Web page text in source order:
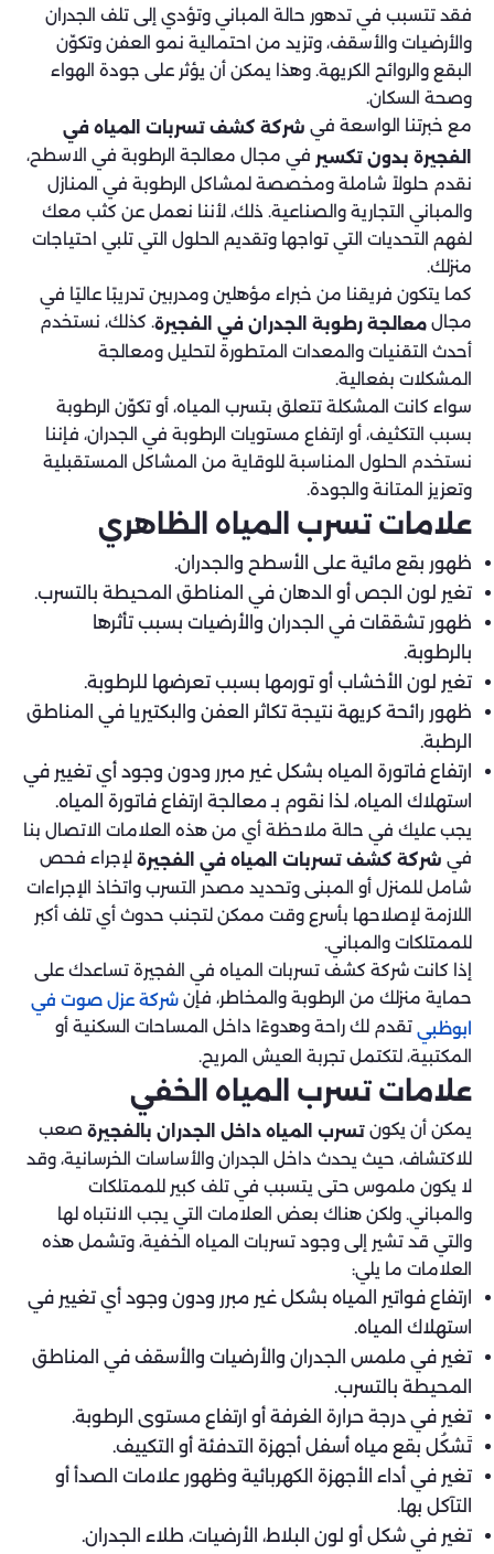
فقد تتسبب في تدهور حالة المباني وتؤدي إلى تلف الجدران
والأرضيات والأسقف، وتزيد من احتمالية نمو العفن وتكوّن
البقع والروائح الكريهة. وهذا يمكن أن يؤثر على جودة الهواء
وصحة السكان.
مع خبرتنا الواسعة في شركة كشف تسربات المياه في
الفجيرة بدون تكسير في مجال معالجة الرطوبة في الاسطح،
نقدم حلولاً شاملة ومخصصة لمشاكل الرطوبة في المنازل
والمباني التجارية والصناعية. ذلك، لأننا نعمل عن كثب معك
لفهم التحديات التي تواجها وتقديم الحلول التي تلبي احتياجات
منزلك.
كما يتكون فريقنا من خبراء مؤهلين ومدربين تدريبًا عاليًا في
مجال معالجة رطوبة الجدران في الفجيرة. كذلك، نستخدم
أحدث التقنيات والمعدات المتطورة لتحليل ومعالجة
المشكلات بفعالية.
سواء كانت المشكلة تتعلق بتسرب المياه، أو تكوّن الرطوبة
بسبب التكثيف، أو ارتفاع مستويات الرطوبة في الجدران، فإننا
نستخدم الحلول المناسبة للوقاية من المشاكل المستقبلية
وتعزيز المتانة والجودة.
علامات تسرب المياه الظاهري
ظهور بقع مائية على الأسطح والجدران.
تغير لون الجص أو الدهان في المناطق المحيطة بالتسرب.
ظهور تشققات في الجدران والأرضيات بسبب تأثرها
بالرطوبة.
تغير لون الأخشاب أو تورمها بسبب تعرضها للرطوبة.
ظهور رائحة كريهة نتيجة تكاثر العفن والبكتيريا في المناطق
الرطبة.
ارتفاع فاتورة المياه بشكل غير مبرر ودون وجود أي تغيير في
استهلاك المياه، لذا نقوم بـ معالجة ارتفاع فاتورة المياه.
يجب عليك في حالة ملاحظة أي من هذه العلامات الاتصال بنا
في شركة كشف تسربات المياه في الفجيرة لإجراء فحص
شامل للمنزل أو المبنى وتحديد مصدر التسرب واتخاذ الإجراءات
اللازمة لإصلاحها بأسرع وقت ممكن لتجنب حدوث أي تلف أكبر
للممتلكات والمباني.
إذا كانت شركة كشف تسربات المياه في الفجيرة تساعدك على
حماية منزلك من الرطوبة والمخاطر، فإن شركة عزل صوت في
ابوظبي تقدم لك راحة وهدوءًا داخل المساحات السكنية أو
المكتبية، لتكتمل تجربة العيش المريح.
علامات تسرب المياه الخفي
يمكن أن يكون تسرب المياه داخل الجدران بالفجيرة صعب
للاكتشاف، حيث يحدث داخل الجدران والأساسات الخرسانية، وقد
لا يكون ملموس حتى يتسبب في تلف كبير للممتلكات
والمباني. ولكن هناك بعض العلامات التي يجب الانتباه لها
والتي قد تشير إلى وجود تسربات المياه الخفية، وتشمل هذه
العلامات ما يلي:
ارتفاع فواتير المياه بشكل غير مبرر ودون وجود أي تغيير في
استهلاك المياه.
تغير في ملمس الجدران والأرضيات والأسقف في المناطق
المحيطة بالتسرب.
تغير في درجة حرارة الغرفة أو ارتفاع مستوى الرطوبة.
تَشكُل بقع مياه أسفل أجهزة التدفئة أو التكييف.
تغير في أداء الأجهزة الكهربائية وظهور علامات الصدأ أو
التآكل بها.
تغير في شكل أو لون البلاط، الأرضيات، طلاء الجدران.